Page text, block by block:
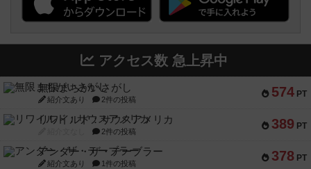
アクセス数 急上昇中
574 PT
無限まちがいさがし
紹介文あり 2件の投稿
389 PT
リワイルド：サウスアメリカ
2件の投稿
378 PT
アンダー・ザ・テーブラー
紹介文あり 1件の投稿